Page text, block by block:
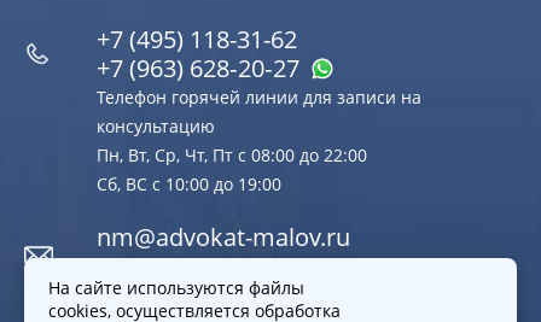
+7 (495) 118-31-62
+7 (963) 628‑20‑27
Телефон горячей линии для записи на
консультацию
Пн, Вт, Ср, Чт, Пт с 08:00 до 22:00
Сб, ВС с 10:00 до 19:00
nm@advokat-malov.ru
Email
На сайте используются файлы
cookies, осуществляется обработка